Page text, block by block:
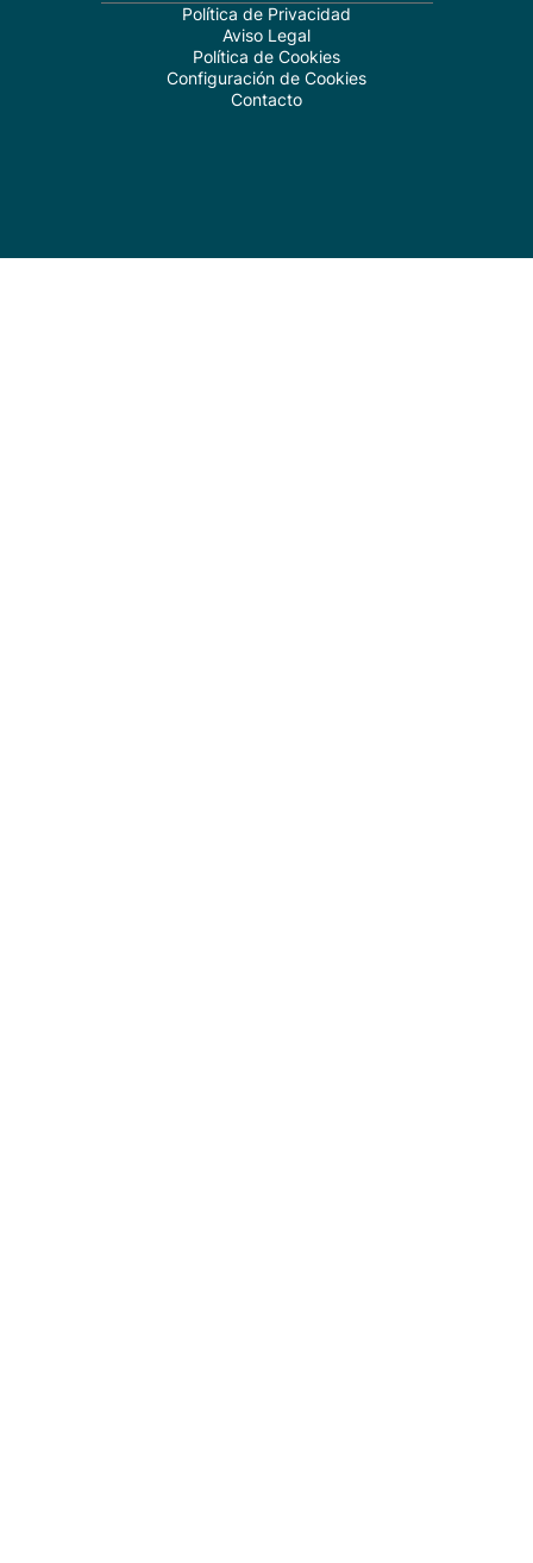
Política de Privacidad
Aviso Legal
Política de Cookies
Configuración de Cookies
Contacto